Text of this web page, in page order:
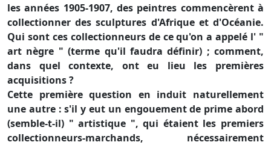
les années 1905-1907, des peintres commencèrent à
collectionner des sculptures d'Afrique et d'Océanie.
Qui sont ces collectionneurs de ce qu'on a appelé l' "
art nègre " (terme qu'il faudra définir) ; comment,
dans quel contexte, ont eu lieu les premières
acquisitions ?
Cette première question en induit naturellement
une autre : s'il y eut un engouement de prime abord
(semble-t-il) " artistique ", qui étaient les premiers
collectionneurs-marchands, nécessairement